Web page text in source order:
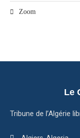
Zoom
Le
Tribune de l’Algérie